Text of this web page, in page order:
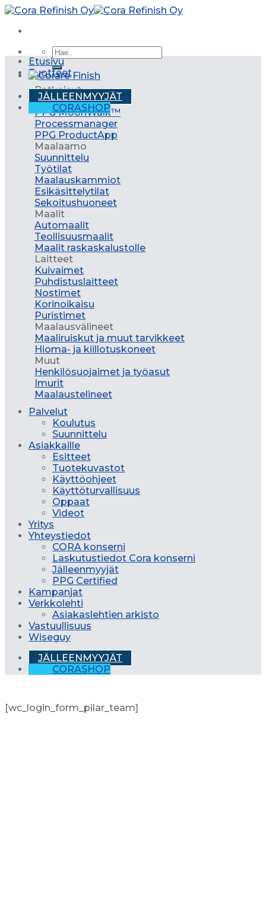
Skip
content
JÄLLEENMYYJÄT
CORASHOP
Etusivu
Tuotteet
Ratkaisut
PPG LINQ
PPG MoonWalk™
Processmanager
PPG ProductApp
Maalaamo
Suunnittelu
Työtilat
Maalauskammiot
Esikäsittelytilat
Sekoitushuoneet
Maalit
Automaalit
Teollisuusmaalit
Maalit raskaskalustolle
Laitteet
Kuivaimet
Puhdistuslaitteet
Nostimet
Korinoikaisu
Puristimet
Maalausvälineet
Maaliruiskut ja muut tarvikkeet
Hioma- ja kiillotuskoneet
Muut
Henkilösuojaimet ja työasut
Imurit
Maalaustelineet
Palvelut
Koulutus
Suunnittelu
Asiakkaille
Esitteet
Tuotekuvastot
Käyttöohjeet
Käyttöturvallisuus
Oppaat
Videot
Yritys
Yhteystiedot
CORA konserni
Laskutustiedot Cora konserni
Jälleenmyyjät
PPG Certified
Kampanjat
Verkkolehti
Asiakaslehtien arkisto
Vastuullisuus
Wiseguy
JÄLLEENMYYJÄT
CORASHOP
[wc_login_form_pilar_team]